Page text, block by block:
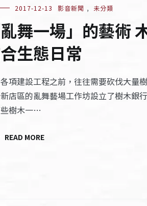
2017-12-13 影音新聞 , 未分類
亂舞一場」的藝術
生態日常
項建設工程之前，往往需要砍伐大量
店區的亂舞藝場工作坊設立了樹木銀
樹木一…
READ MORE